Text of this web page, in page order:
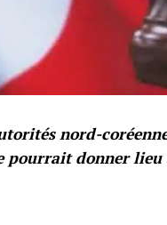
nord-
pourrait donner lieu